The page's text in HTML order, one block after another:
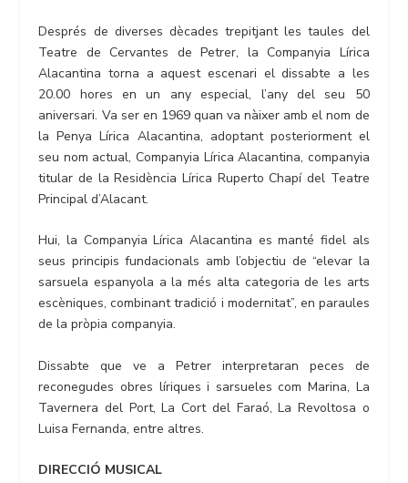
Després de diverses dècades trepitjant les taules del
Teatre de Cervantes de Petrer, la Companyia Lírica
Alacantina torna a aquest escenari el dissabte a les
20.00 hores en un any especial, l’any del seu 50
aniversari. Va ser en 1969 quan va nàixer amb el nom de
la Penya Lírica Alacantina, adoptant posteriorment el
seu nom actual, Companyia Lírica Alacantina, companyia
titular de la Residència Lírica Ruperto Chapí del Teatre
Principal d’Alacant.
Hui, la Companyia Lírica Alacantina es manté fidel als
seus principis fundacionals amb l’objectiu de “elevar la
sarsuela espanyola a la més alta categoria de les arts
escèniques, combinant tradició i modernitat”, en paraules
de la pròpia companyia.
Dissabte que ve a Petrer interpretaran peces de
reconegudes obres líriques i sarsueles com Marina, La
Tavernera del Port, La Cort del Faraó, La Revoltosa o
Luisa Fernanda, entre altres.
DIRECCIÓ MUSICAL